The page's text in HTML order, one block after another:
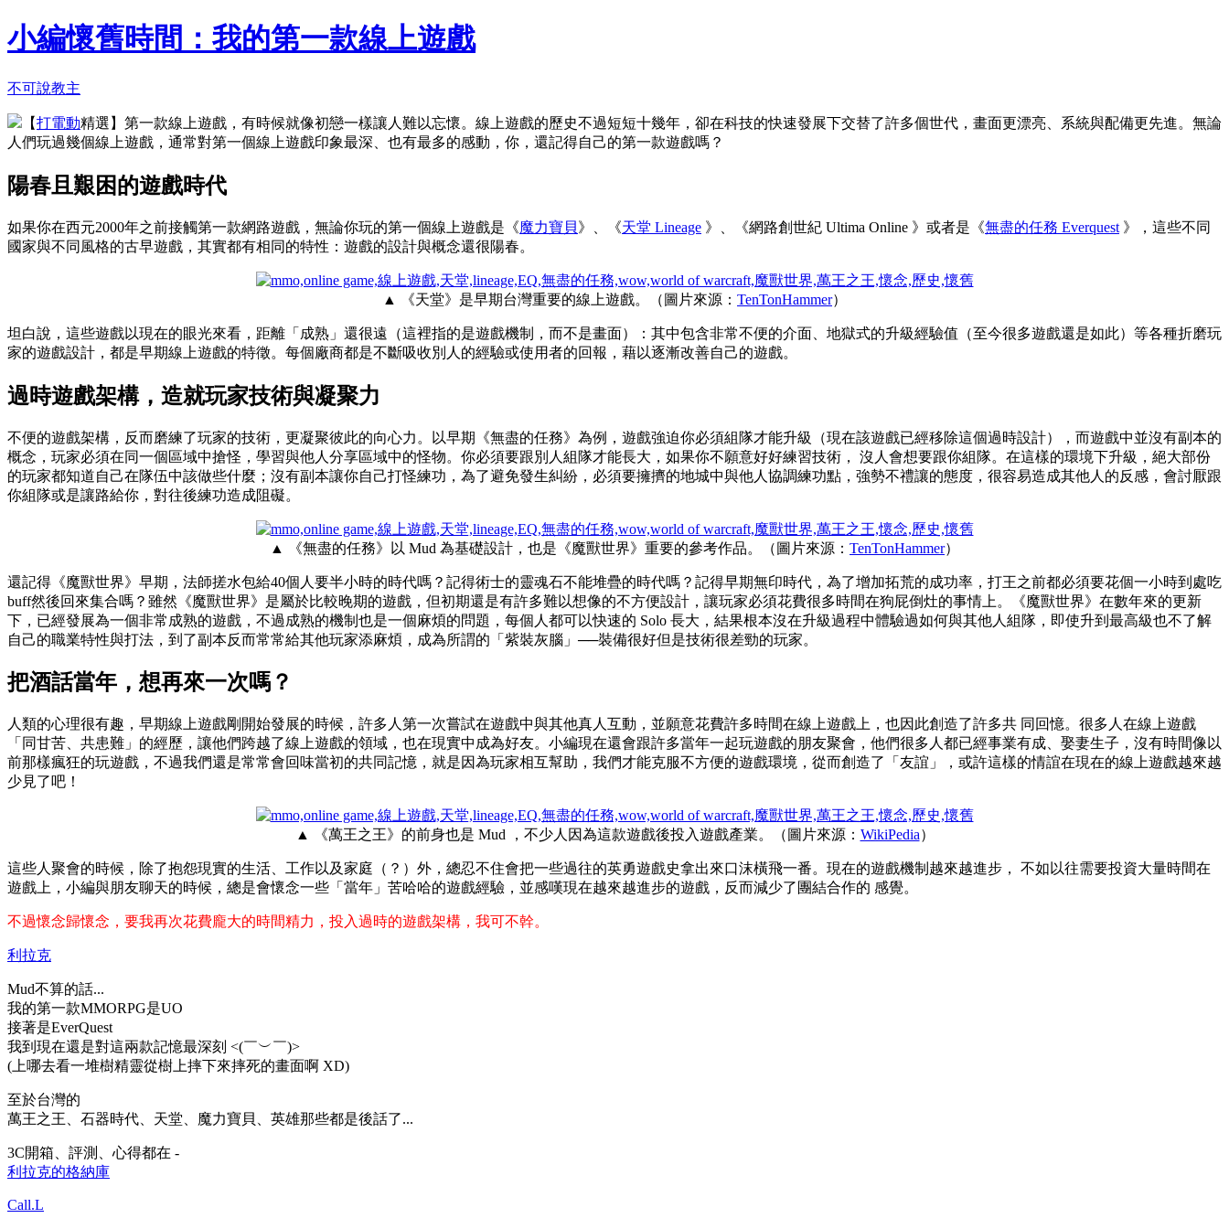
小編懷舊時間：我的第一款線上遊戲
不可說教主
【打電動精選】第一款線上遊戲，有時候就像初戀一樣讓人難以忘懷。線上遊戲的歷史不過短短十幾年，卻在科技的快速發展下交替了許多個世代，畫面更漂亮、系統與配備更先進。無論
人們玩過幾個線上遊戲，通常對第一個線上遊戲印象最深、也有最多的感動，你，還記得自己的第一款遊戲嗎？
陽春且艱困的遊戲時代
如果你在西元2000年之前接觸第一款網路遊戲，無論你玩的第一個線上遊戲是《魔力寶貝》、《天堂 Lineage 》、《網路創世紀 Ultima Online 》或者是《無盡的任務 Everquest 》，這些不同
國家與不同風格的古早遊戲，其實都有相同的特性：遊戲的設計與概念還很陽春。
▲ 《天堂》是早期台灣重要的線上遊戲。（圖片來源： TenTonHammer）
坦白說，這些遊戲以現在的眼光來看，距離「成熟」還很遠（這裡指的是遊戲機制，而不是畫面）：其中包含非常不便的介面、地獄式的升級經驗值（至今很多遊戲還是如此）等各種折磨玩
家的遊戲設計，都是早期線上遊戲的特徵。每個廠商都是不斷吸收別人的經驗或使用者的回報，藉以逐漸改善自己的遊戲。
過時遊戲架構，造就玩家技術與凝聚力
不便的遊戲架構，反而磨練了玩家的技術，更凝聚彼此的向心力。以早期《無盡的任務》為例，遊戲強迫你必須組隊才能升級（現在該遊戲已經移除這個過時設計），而遊戲中並沒有副本的
概念，玩家必須在同一個區域中搶怪，學習與他人分享區域中的怪物。你必須要跟別人組隊才能長大，如果你不願意好好練習技術， 沒人會想要跟你組隊。在這樣的環境下升級，絕大部份
的玩家都知道自己在隊伍中該做些什麼；沒有副本讓你自己打怪練功，為了避免發生糾紛，必須要擁擠的地城中與他人協調練功點，強勢不禮讓的態度，很容易造成其他人的反感，會討厭跟
你組隊或是讓路給你，對往後練功造成阻礙。
▲ 《無盡的任務》以 Mud 為基礎設計，也是《魔獸世界》重要的參考作品。（圖片來源： TenTonHammer）
還記得《魔獸世界》早期，法師搓水包給40個人要半小時的時代嗎？記得術士的靈魂石不能堆疊的時代嗎？記得早期無印時代，為了增加拓荒的成功率，打王之前都必須要花個一小時到處吃
buff然後回來集合嗎？雖然《魔獸世界》是屬於比較晚期的遊戲，但初期還是有許多難以想像的不方便設計，讓玩家必須花費很多時間在狗屁倒灶的事情上。《魔獸世界》在數年來的更新
下，已經發展為一個非常成熟的遊戲，不過成熟的機制也是一個麻煩的問題，每個人都可以快速的 Solo 長大，結果根本沒在升級過程中體驗過如何與其他人組隊，即使升到最高級也不了解
自己的職業特性與打法，到了副本反而常常給其他玩家添麻煩，成為所謂的「紫裝灰腦」──裝備很好但是技術很差勁的玩家。
把酒話當年，想再來一次嗎？
人類的心理很有趣，早期線上遊戲剛開始發展的時候，許多人第一次嘗試在遊戲中與其他真人互動，並願意花費許多時間在線上遊戲上，也因此創造了許多共 同回憶。很多人在線上遊戲
「同甘苦、共患難」的經歷，讓他們跨越了線上遊戲的領域，也在現實中成為好友。小編現在還會跟許多當年一起玩遊戲的朋友聚會，他們很多人都已經事業有成、娶妻生子，沒有時間像以
前那樣瘋狂的玩遊戲，不過我們還是常常會回味當初的共同記憶，就是因為玩家相互幫助，我們才能克服不方便的遊戲環境，從而創造了「友誼」，或許這樣的情誼在現在的線上遊戲越來越
少見了吧！
▲ 《萬王之王》的前身也是 Mud ，不少人因為這款遊戲後投入遊戲產業。（圖片來源： WikiPedia）
這些人聚會的時候，除了抱怨現實的生活、工作以及家庭（？）外，總忍不住會把一些過往的英勇遊戲史拿出來口沫橫飛一番。現在的遊戲機制越來越進步， 不如以往需要投資大量時間在
遊戲上，小編與朋友聊天的時候，總是會懷念一些「當年」苦哈哈的遊戲經驗，並感嘆現在越來越進步的遊戲，反而減少了團結合作的 感覺。
不過懷念歸懷念，要我再次花費龐大的時間精力，投入過時的遊戲架構，我可不幹。
利拉克
Mud不算的話...
我的第一款MMORPG是UO
接著是EverQuest
我到現在還是對這兩款記憶最深刻 <(￣︶￣)>
(上哪去看一堆樹精靈從樹上摔下來摔死的畫面啊 XD)
至於台灣的
萬王之王、石器時代、天堂、魔力寶貝、英雄那些都是後話了...
3C開箱、評測、心得都在 -
利拉克的格納庫
Call.L